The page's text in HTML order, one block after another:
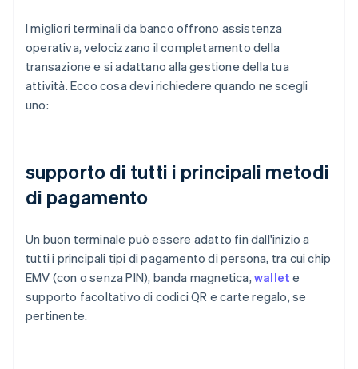
I migliori terminali da banco offrono assistenza
operativa, velocizzano il completamento della
transazione e si adattano alla gestione della tua
attività. Ecco cosa devi richiedere quando ne scegli
uno:
supporto di tutti i principali metodi
di pagamento
Un buon terminale può essere adatto fin dall'inizio a
tutti i principali tipi di pagamento di persona, tra cui chip
EMV (con o senza PIN), banda magnetica, wallet e
supporto facoltativo di codici QR e carte regalo, se
pertinente.